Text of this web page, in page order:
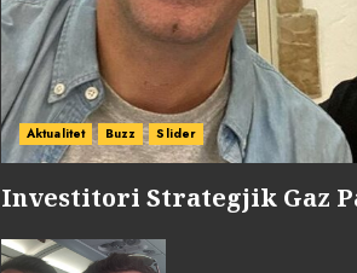
Aktualitet Buzz Slider
Investitori Strategjik Gaz